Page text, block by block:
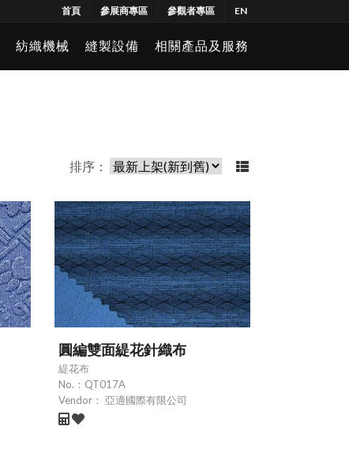
首頁 參展商專區 參觀者專區 EN
紡織機械 縫製設備 相關產品及服務
排序：
圓編雙面緹花針織布
緹花布
No.： QT017A
Vendor： 亞適國際有限公司